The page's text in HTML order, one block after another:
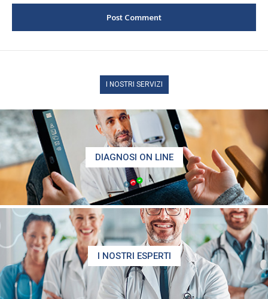
I NOSTRI SERVIZI
DIAGNOSI ON LINE
I NOSTRI ESPERTI